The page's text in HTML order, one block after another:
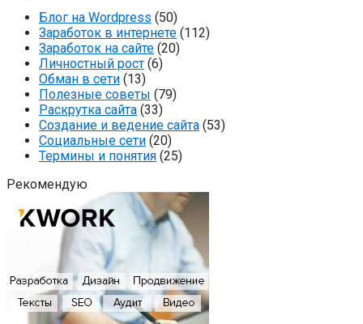
Блог на Wordpress (50)
Заработок в интернете (112)
Заработок на сайте (20)
Личностный рост (6)
Обман в сети (13)
Полезные советы (79)
Раскрутка сайта (33)
Создание и ведение сайта (53)
Социальные сети (20)
Термины и понятия (25)
Рекомендую